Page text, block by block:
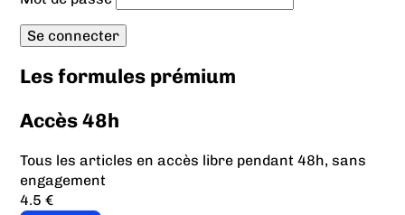
Les formules prémium
Accès 48h
Tous les articles en accès libre pendant 48h, sans
engagement
4.5 €